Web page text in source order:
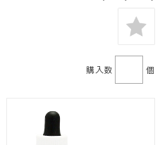
購入数 個